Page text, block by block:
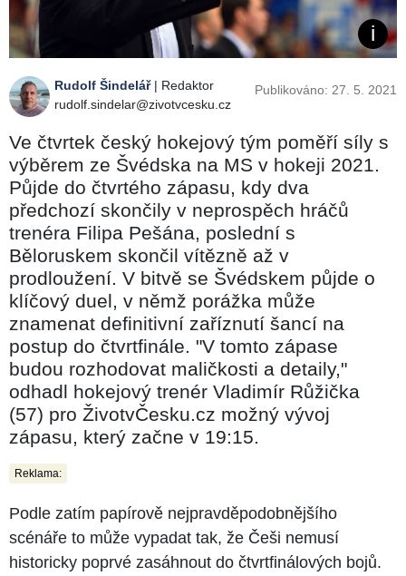
Rudolf Šindelář| Redaktor
rudolf.sindelar@zivotvcesku.cz
Publikováno: 27. 5. 2021
Ve čtvrtek český hokejový tým poměří síly s
výběrem ze Švédska na MS v hokeji 2021.
Půjde do čtvrtého zápasu, kdy dva
předchozí skončily v neprospěch hráčů
trenéra Filipa Pešána, poslední s
Běloruskem skončil vítězně až v
prodloužení. V bitvě se Švédskem půjde o
klíčový duel, v němž porážka může
znamenat definitivní zaříznutí šancí na
postup do čtvrtfinále. "V tomto zápase
budou rozhodovat maličkosti a detaily,"
odhadl hokejový trenér Vladimír Růžička
(57) pro ŽivotvČesku.cz možný vývoj
zápasu, který začne v 19:15.
Reklama:
Podle zatím papírově nejpravděpodobnějšího
scénáře to může vypadat tak, že Češi nemusí
historicky poprvé zasáhnout do čtvrtfinálových bojů.